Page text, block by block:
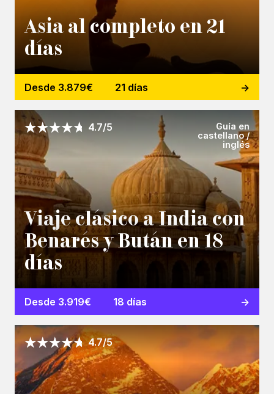
Asia al completo en 21
días
Desde 3.879€ 21 días
4.7/5
Guía en
castellano /
inglés
Viaje clásico a India con
Benarés y Bután en 18
días
Desde 3.919€ 18 días
4.7/5